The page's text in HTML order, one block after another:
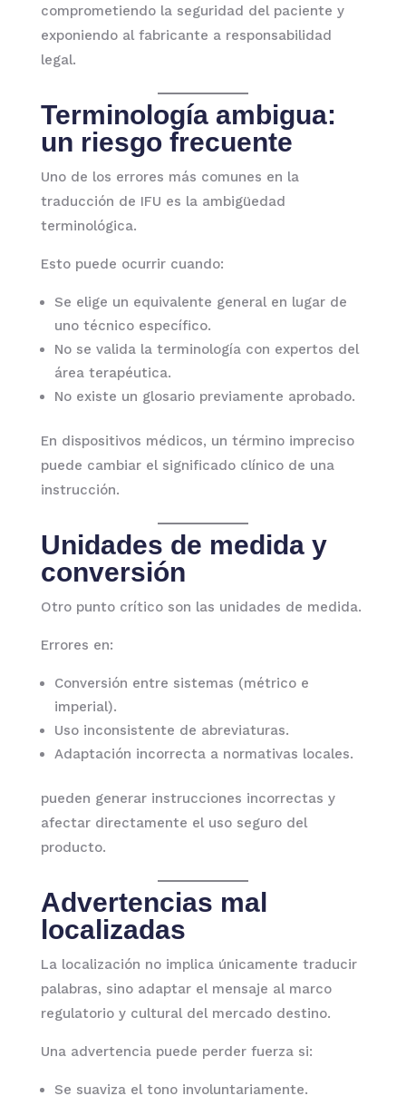
comprometiendo la seguridad del paciente y
exponiendo al fabricante a responsabilidad
legal.
Terminología ambigua:
un riesgo frecuente
Uno de los errores más comunes en la
traducción de IFU es la ambigüedad
terminológica.
Esto puede ocurrir cuando:
Se elige un equivalente general en lugar de
uno técnico específico.
No se valida la terminología con expertos del
área terapéutica.
No existe un glosario previamente aprobado.
En dispositivos médicos, un término impreciso
puede cambiar el significado clínico de una
instrucción.
Unidades de medida y
conversión
Otro punto crítico son las unidades de medida.
Errores en:
Conversión entre sistemas (métrico e
imperial).
Uso inconsistente de abreviaturas.
Adaptación incorrecta a normativas locales.
pueden generar instrucciones incorrectas y
afectar directamente el uso seguro del
producto.
Advertencias mal
localizadas
La localización no implica únicamente traducir
palabras, sino adaptar el mensaje al marco
regulatorio y cultural del mercado destino.
Una advertencia puede perder fuerza si:
Se suaviza el tono involuntariamente.